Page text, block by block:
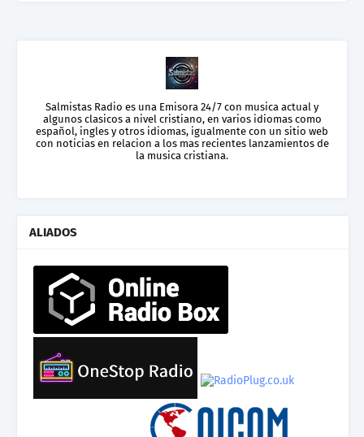
Salmistas Radio es una Emisora 24/7 con musica actual y
algunos clasicos a nivel cristiano, en varios idiomas como
español, ingles y otros idiomas, igualmente con un sitio web
con noticias en relacion a los mas recientes lanzamientos de
la musica cristiana.
ALIADOS